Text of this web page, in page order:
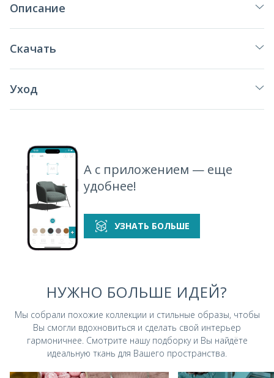
Описание
Скачать
Уход
А с приложением — еще
удобнее!
УЗНАТЬ БОЛЬШЕ
НУЖНО БОЛЬШЕ ИДЕЙ?
Мы собрали похожие коллекции и стильные образы, чтобы
Вы смогли вдохновиться и сделать свой интерьер
гармоничнее. Смотрите нашу подборку и Вы найдёте
идеальную ткань для Вашего пространства.